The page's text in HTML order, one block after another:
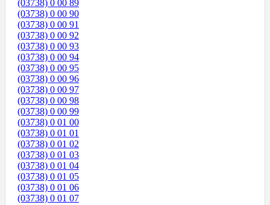
(03738) 0 00 89
(03738) 0 00 90
(03738) 0 00 91
(03738) 0 00 92
(03738) 0 00 93
(03738) 0 00 94
(03738) 0 00 95
(03738) 0 00 96
(03738) 0 00 97
(03738) 0 00 98
(03738) 0 00 99
(03738) 0 01 00
(03738) 0 01 01
(03738) 0 01 02
(03738) 0 01 03
(03738) 0 01 04
(03738) 0 01 05
(03738) 0 01 06
(03738) 0 01 07